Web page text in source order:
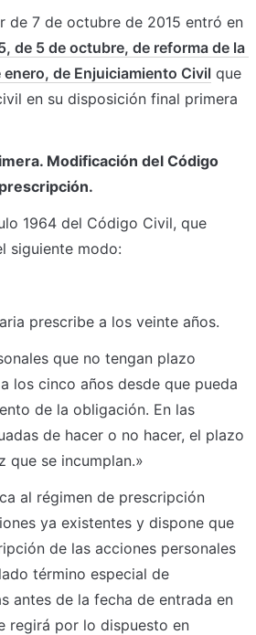
de 7 de octubre de 2015 entró en
de 5 de octubre, de reforma de la
de Enjuiciamiento Civil que
en su disposición final primera
Modificación del Código
1964 del Código Civil, que
siguiente modo:
prescribe a los veinte años.
que no tengan plazo
los cinco años desde que pueda
de la obligación. En las
de hacer o no hacer, el plazo
que se incumplan.»
al régimen de prescripción
ya existentes y dispone que
de las acciones personales
término especial de
antes de la fecha de entrada en
regirá por lo dispuesto en